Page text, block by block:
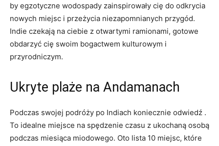
by ‍egzotyczne wodospady zainspirowały cię do odkrycia
nowych miejsc i przeżycia niezapomnianych przygód.
Indie czekają na ciebie z otwartymi ramionami, gotowe
obdarzyć cię‍ swoim⁤ bogactwem kulturowym‍ i
przyrodniczym.
Ukryte plaże na ⁣Andamanach
Podczas swojej podróży po Indiach koniecznie odwiedź .
To idealne miejsce‌ na spędzenie czasu z‍ ukochaną osobą
podczas miesiąca miodowego. Oto lista 10 miejsc, ⁤które